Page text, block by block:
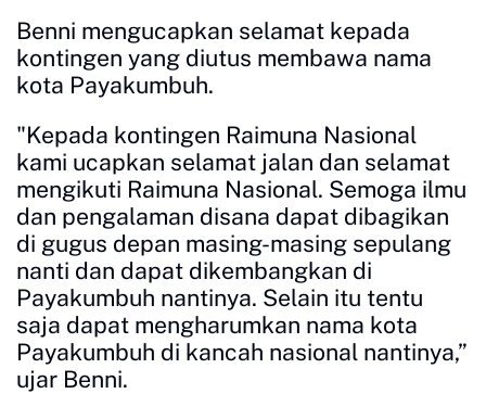
Benni mengucapkan selamat kepada
kontingen yang diutus membawa nama
kota Payakumbuh.
"Kepada kontingen Raimuna Nasional
kami ucapkan selamat jalan dan selamat
mengikuti Raimuna Nasional. Semoga ilmu
dan pengalaman disana dapat dibagikan
di gugus depan masing-masing sepulang
nanti dan dapat dikembangkan di
Payakumbuh nantinya. Selain itu tentu
saja dapat mengharumkan nama kota
Payakumbuh di kancah nasional nantinya,”
ujar Benni.